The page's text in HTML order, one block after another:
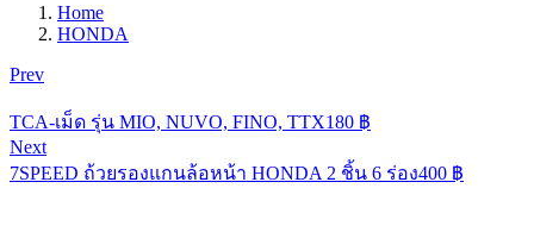
Home
HONDA
Prev
TCA-เม็ด รุ่น MIO, NUVO, FINO, TTX180 ฿
Next
7SPEED ถ้วยรองแกนล้อหน้า HONDA 2 ชิ้น 6 ร่อง400 ฿